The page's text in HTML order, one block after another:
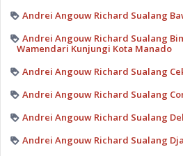
Andrei Angouw Richard Sualang
Andrei Angouw Richard Sualang
Wamendari Kunjungi Kota Manado
Andrei Angouw Richard Sualang
Andrei Angouw Richard Sualang
Andrei Angouw Richard Sualang
Andrei Angouw Richard Sualang